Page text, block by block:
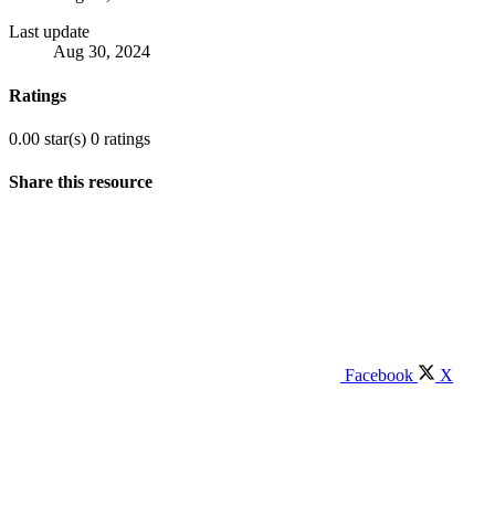
Last update
Aug 30, 2024
Ratings
0.00 star(s) 0 ratings
Share this resource
Facebook X